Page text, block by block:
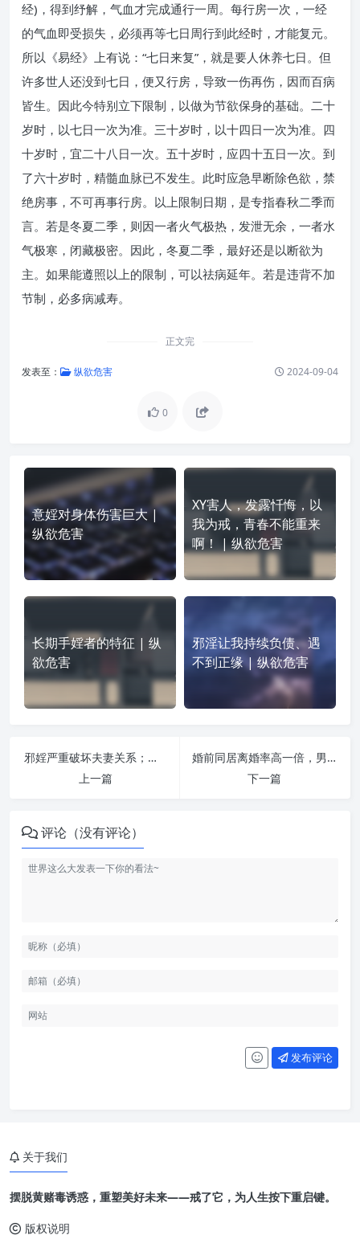
经)，得到纾解，气血才完成通行一周。每行房一次，一经
的气血即受损失，必须再等七日周行到此经时，才能复元。
所以《易经》上有说：“七日来复”，就是要人休养七日。但
许多世人还没到七日，便又行房，导致一伤再伤，因而百病
皆生。因此今特别立下限制，以做为节欲保身的基础。二十
岁时，以七日一次为准。三十岁时，以十四日一次为准。四
十岁时，宜二十八日一次。五十岁时，应四十五日一次。到
了六十岁时，精髓血脉已不发生。此时应急早断除色欲，禁
绝房事，不可再事行房。以上限制日期，是专指春秋二季而
言。若是冬夏二季，则因一者火气极热，发泄无余，一者水
气极寒，闭藏极密。因此，冬夏二季，最好还是以断欲为
主。如果能遵照以上的限制，可以祛病延年。若是违背不加
节制，必多病减寿。
正文完
发表至： 纵欲危害 2024-09-04
0
意婬对身体伤害巨大 |
纵欲危害
XY害人，发露忏悔，以
我为戒，青春不能重来
啊！ | 纵欲危害
长期手婬者的特征 | 纵
欲危害
邪淫让我持续负债、遇
不到正缘 | 纵欲危害
邪婬严重破坏夫妻关系；断除邪婬恶业，做好夫妻相处之道! | 纵欲危害
上一篇
婚前同居离婚率高一倍，男女谁更惨？ | 纵欲危害
下一篇
评论（没有评论）
发布评论
关于我们
摆脱黄赌毒诱惑，重塑美好未来——戒了它，为人生按下重启键。
版权说明